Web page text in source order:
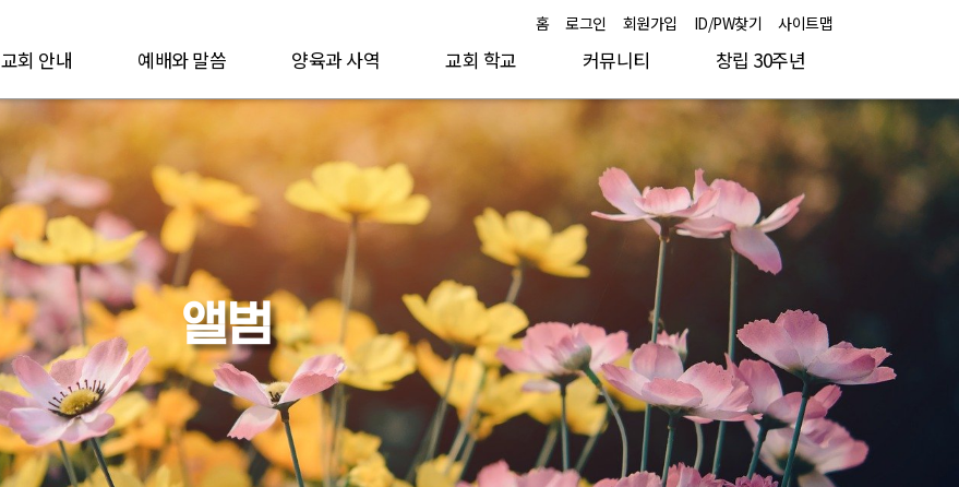
홈 로그인 회원가입 ID/PW찾기 사이트맵
교회 안내 예배와 말씀 양육과 사역 교회 학교 커뮤니티 창립 30주년
앨범